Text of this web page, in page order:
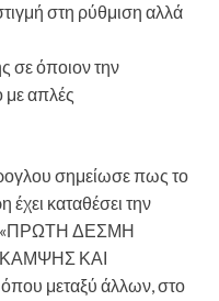
στη ρύθμιση αλλά
σε όποιον την
με απλές
σημείωσε πως το
καταθέσει την
«ΠΡΩΤΗ ΔΕΣΜΗ
ΚΑΙ
μεταξύ άλλων, στο